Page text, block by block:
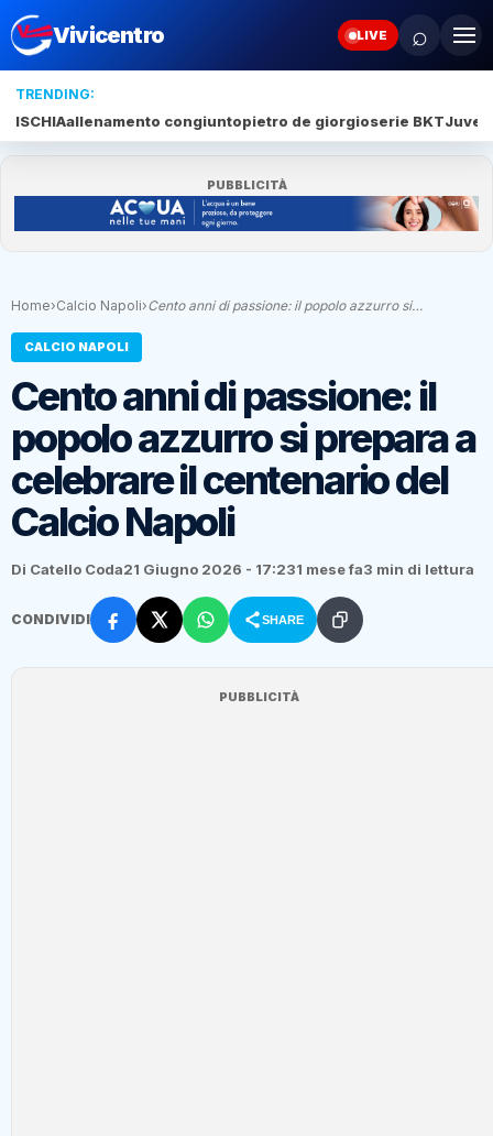
Vivicentro LIVE ⌕
TRENDING:
ISCHIAallenamento congiuntopietro de giorgioserie BKTJuve
PUBBLICITÀ
Home›Calcio Napoli›Cento anni di passione: il popolo azzurro si…
CALCIO NAPOLI
Cento anni di passione: il
popolo azzurro si prepara a
celebrare il centenario del
Calcio Napoli
Di Catello Coda21 Giugno 2026 - 17:231 mese fa3 min di lettura
CONDIVIDI SHARE
PUBBLICITÀ